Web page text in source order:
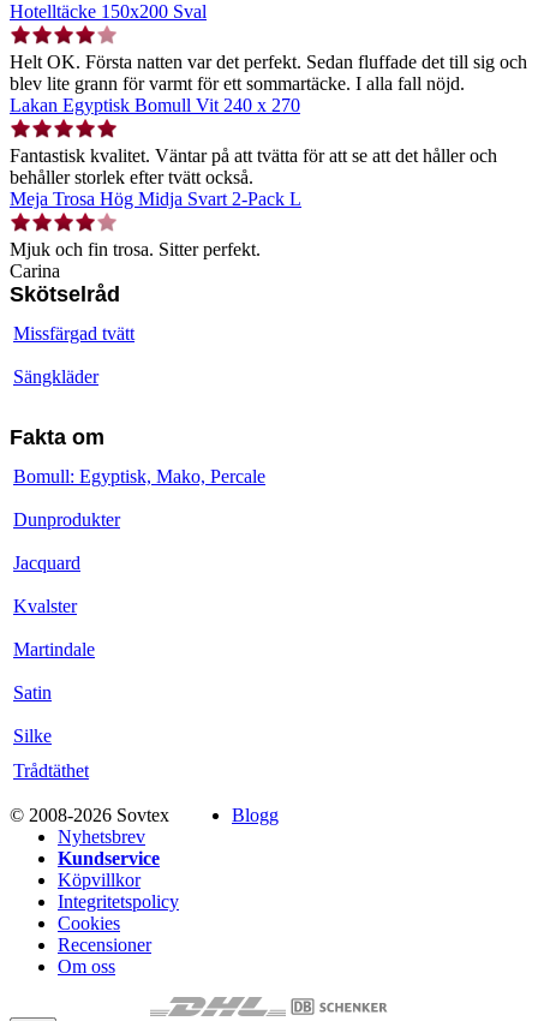
Hotelltäcke 150x200 Sval
Helt OK. Första natten var det perfekt. Sedan fluffade det till sig och
blev lite grann för varmt för ett sommartäcke. I alla fall nöjd.
Lakan Egyptisk Bomull Vit 240 x 270
Fantastisk kvalitet. Väntar på att tvätta för att se att det håller och
behåller storlek efter tvätt också.
Meja Trosa Hög Midja Svart 2-Pack L
Mjuk och fin trosa. Sitter perfekt.
Carina
Skötselråd
Missfärgad tvätt
Sängkläder
Fakta om
Bomull: Egyptisk, Mako, Percale
Dunprodukter
Jacquard
Kvalster
Martindale
Satin
Silke
Trådtäthet
© 2008-2026 Sovtex
Blogg
Nyhetsbrev
Kundservice
Köpvillkor
Integritetspolicy
Cookies
Recensioner
Om oss